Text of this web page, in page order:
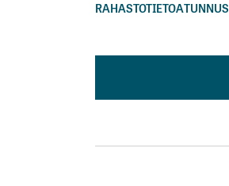
RAHASTOTIETOA
”Soe havaitsi, että